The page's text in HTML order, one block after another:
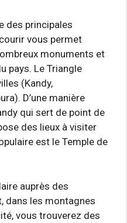
des principales
vous permet
monuments et
pays. Le Triangle
(Kandy,
D’une manière
qui sert de point de
des lieux à visiter
est le Temple de
auprès des
dans les montagnes
vous trouverez des